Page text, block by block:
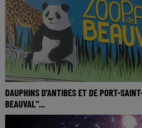
DAUPHINS D'ANTIBES ET DE PORT-
BEAUVAL"...